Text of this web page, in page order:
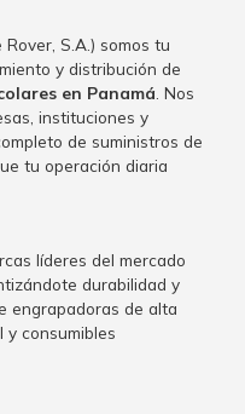
S.A.) somos tu
y distribución de
en Panamá . Nos
instituciones y
de suministros de
tu operación diaria
líderes del mercado
durabilidad y
engrapadoras de alta
consumibles